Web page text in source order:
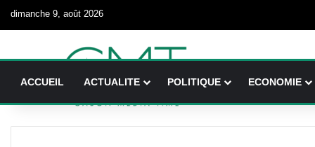
dimanche 9, août 2026
ACCUEIL ACTUALITE POLITIQUE ECONOMIE